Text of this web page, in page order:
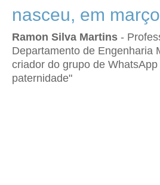
nasceu, em
Ramon Silva Martins -
Departamento de Engenharia
criador do grupo de
paternidade"